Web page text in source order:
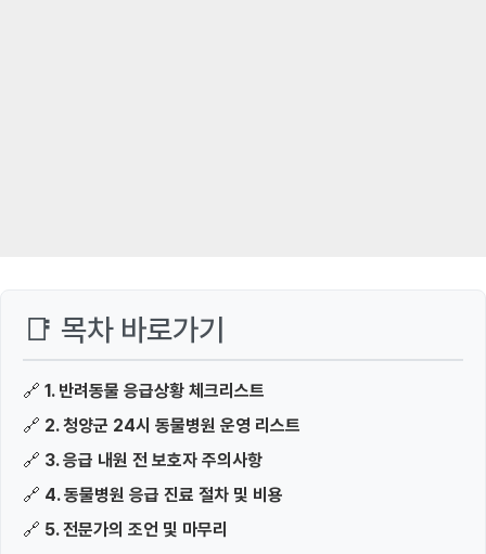
📑 목차 바로가기
🔗 1. 반려동물 응급상황 체크리스트
🔗 2. 청양군 24시 동물병원 운영 리스트
🔗 3. 응급 내원 전 보호자 주의사항
🔗 4. 동물병원 응급 진료 절차 및 비용
🔗 5. 전문가의 조언 및 마무리